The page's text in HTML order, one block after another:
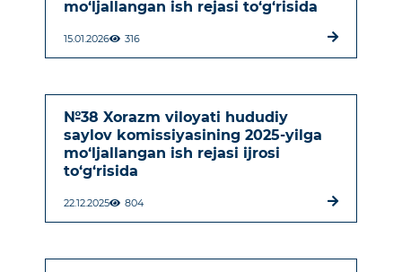
mo‘ljallangan ish rejasi to‘g‘risida
15.01.2026 316
№38 Xorazm viloyati hududiy
saylov komissiyasining 2025-yilga
mo‘ljallangan ish rejasi ijrosi
to‘g‘risida
22.12.2025 804